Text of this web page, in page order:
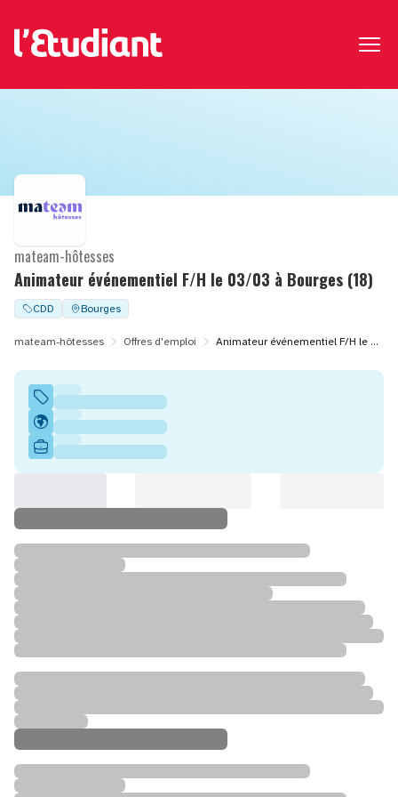
Animateur événementiel F/H le 03/03 à Bourges (18)
mateam-hôtesses
CDD Bourges
mateam-hôtesses Offres d'emploi Animateur événementiel F/H le 03/03 à Bourges (18)